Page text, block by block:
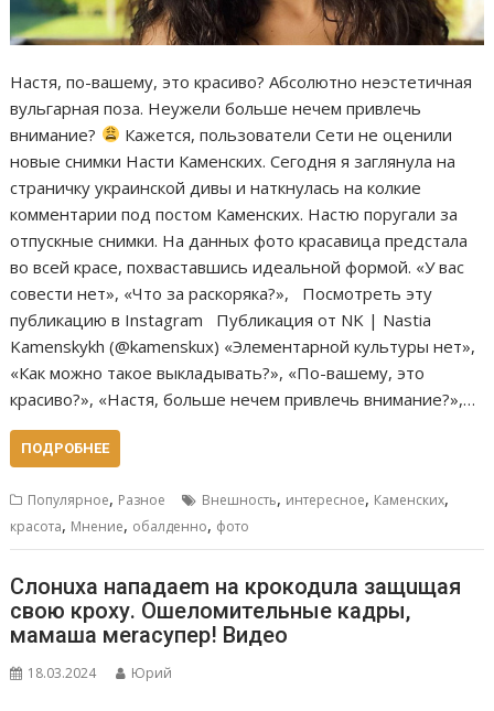
Настя, по-вашему, это красиво? Абсолютно неэстетичная
вульгарная поза. Неужели больше нечем привлечь
внимание?
Кажется, пользователи Сети не оценили
новые снимки Насти Каменских. Сегодня я заглянула на
страничку украинской дивы и наткнулась на колкие
комментарии под постом Каменских. Настю поругали за
отпускные снимки. На данных фото красавица предстала
во всей красе, похваставшись идеальной формой. «У вас
совести нет», «Что за раскоряка?», Посмотреть эту
публикацию в Instagram Публикация от NK | Nastia
Kamenskykh (@kamenskux) «Элементарной культуры нет»,
«Как можно такое выкладывать?», «По-вашему, это
красиво?», «Настя, больше нечем привлечь внимание?»,…
ПОДРОБНЕЕ
Популярное, Разное Внешность, интересное, Каменских,
красота, Мнение, обалденно, фото
Слонuха нападаеm на крокодuла защuщая
свою кроху. Oшеломительные кадры,
мамаша меrасупер! Видео
18.03.2024 Юрий